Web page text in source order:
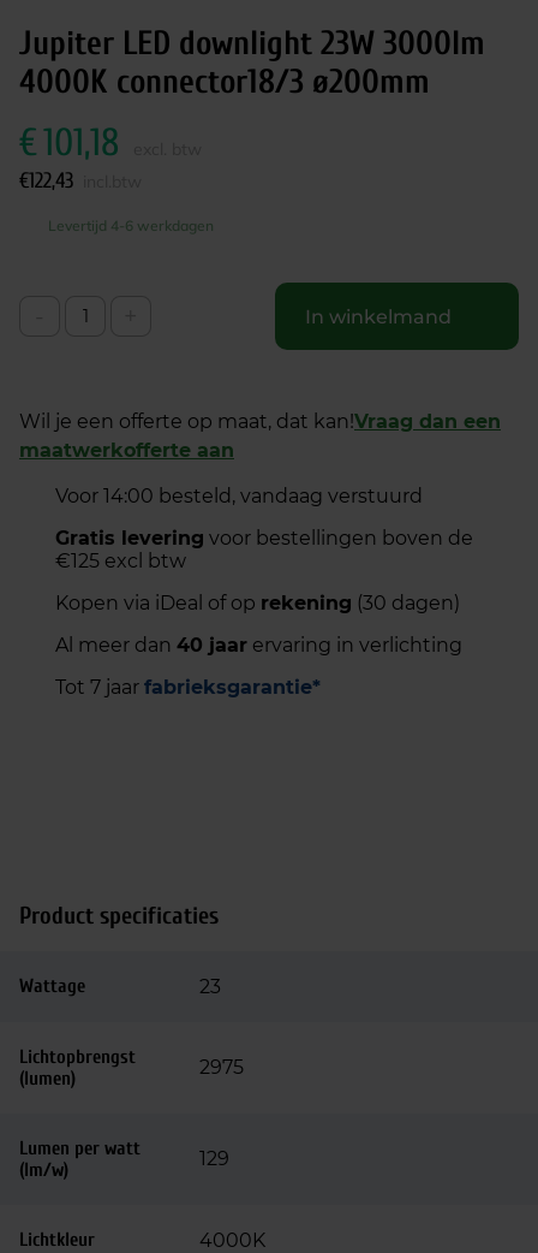
Jupiter LED downlight 23W 3000lm
4000K connector18/3 ø200mm
€101,18
€122,43
Levertijd 4-6 werkdagen
In winkelmand
Wil je een offerte op maat, dat kan!Vraag dan een
maatwerkofferte aan
Voor 14:00 besteld, vandaag verstuurd
Gratis levering voor bestellingen boven de
€125 excl btw
Kopen via iDeal of op rekening (30 dagen)
Al meer dan 40 jaar ervaring in verlichting
Tot 7 jaar fabrieksgarantie*
Product specificaties
Wattage 23
Lichtopbrengst
(lumen)
2975
Lumen per watt
(lm/w)
129
Lichtkleur 4000K